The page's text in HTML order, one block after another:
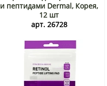
и пептидами Dermal, Корея,
12 шт
арт. 26728